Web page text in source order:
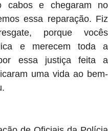
cabos e chegaram no
essa reparação. Fiz
porque vocês
e merecem toda a
essa justiça feita a
uma vida ao bem-